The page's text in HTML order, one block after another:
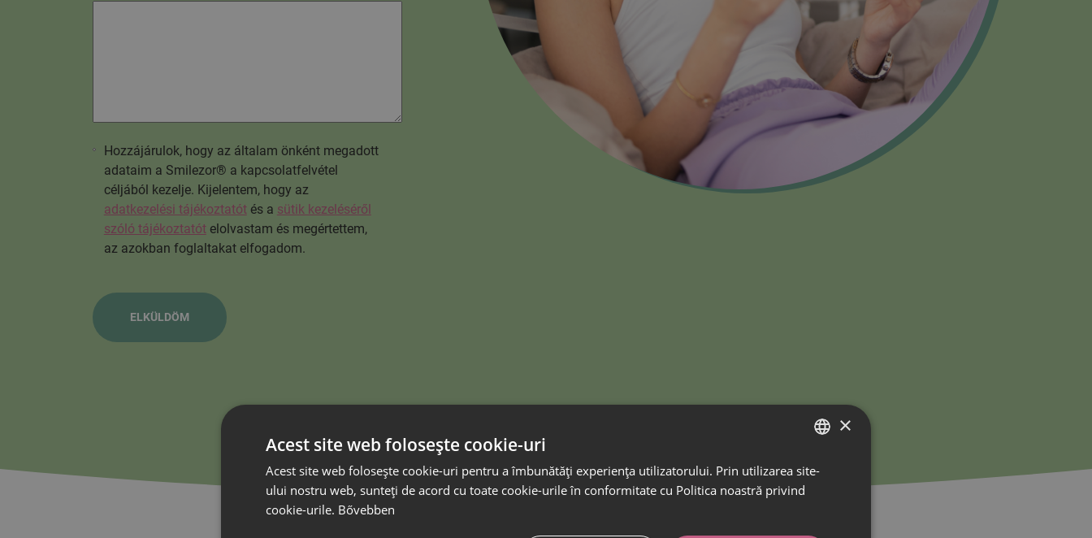
Hozzájárulok, hogy az általam önként megadott
adataim a Smilezor® a kapcsolatfelvétel
céljából kezelje. Kijelentem, hogy az
adatkezelési tájékoztatótés a sütik kezeléséről
szóló tájékoztatótelolvastam és megértettem,
az azokban foglaltakat elfogadom.
HUNGARIAN
ROMANIAN
×
Acest site web folosește cookie-uri
Acest site web folosește cookie-uri pentru a îmbunătăți experiența utilizatorului. Prin utilizarea site-
ului nostru web, sunteți de acord cu toate cookie-urile în conformitate cu Politica noastră privind
cookie-urile. Bővebben